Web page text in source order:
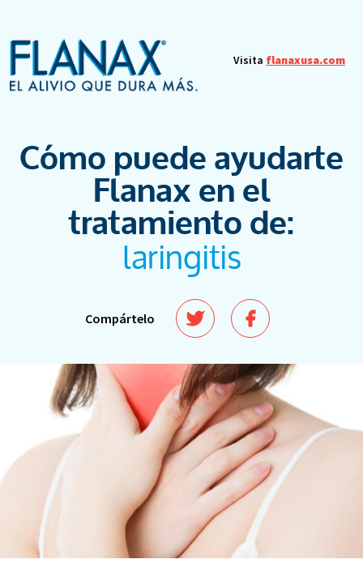
Visita flanaxusa.com
Cómo puede ayudarte
Flanax en el
tratamiento de:
laringitis
Compártelo